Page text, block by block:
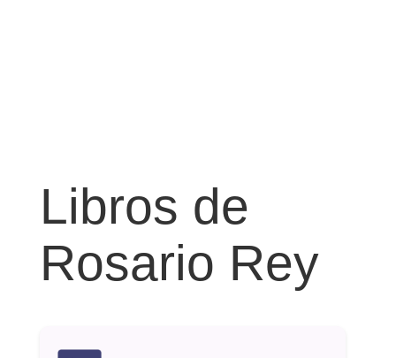
Libros de
Rosario Rey